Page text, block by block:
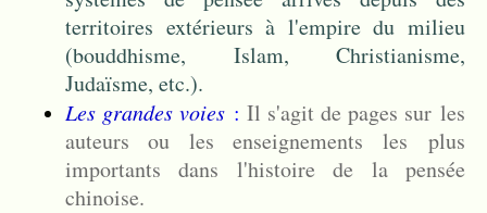
territoires extérieurs à l'empire du milieu
(bouddhisme, Islam, Christianisme,
Judaïsme, etc.).
Les grandes voies : Il s'agit de pages sur les
auteurs ou les enseignements les plus
importants dans l'histoire de la pensée
chinoise.